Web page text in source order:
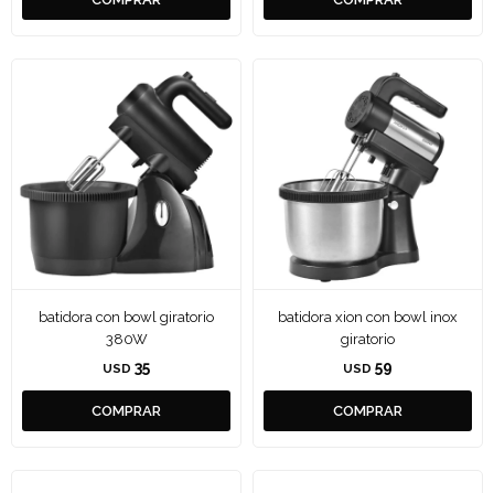
batidora con bowl giratorio
380W
USD 35
batidora xion con bowl inox
giratorio
USD 59